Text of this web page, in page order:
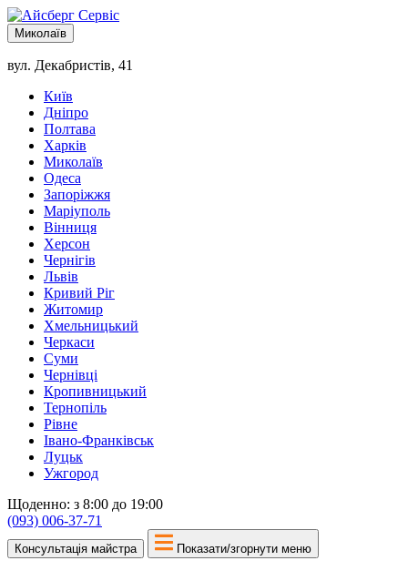
Миколаїв
вул. Декабристів, 41
Київ
Дніпро
Полтава
Харків
Миколаїв
Одеса
Запоріжжя
Маріуполь
Вінниця
Херсон
Чернігів
Львів
Кривий Ріг
Житомир
Хмельницький
Черкаси
Суми
Чернівці
Кропивницький
Тернопіль
Рівне
Івано-Франківськ
Луцьк
Ужгород
Щоденно: з 8:00 до 19:00
(093) 006-37-71
Консультація майстра Показати/згорнути меню